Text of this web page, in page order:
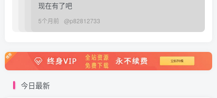
现在有了吧
5个月前 @p82812733
今日最新